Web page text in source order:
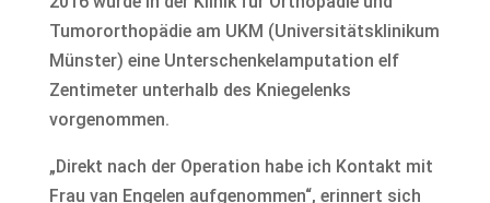
Tumororthopädie am UKM (Universitätsklinikum
Münster) eine Unterschenkelamputation elf
Zentimeter unterhalb des Kniegelenks
vorgenommen.
„Direkt nach der Operation habe ich Kontakt mit
Frau van Engelen aufgenommen“, erinnert sich